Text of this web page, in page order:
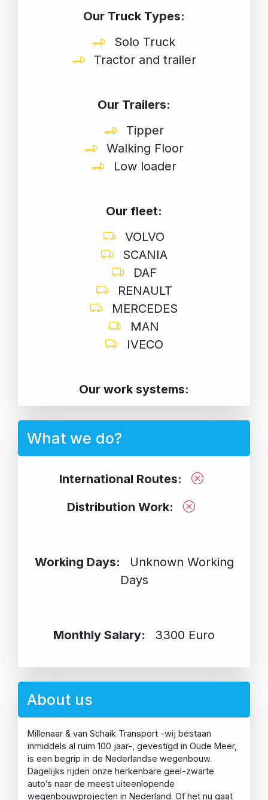
Our Truck Types:
Solo Truck
Tractor and trailer
Our Trailers:
Tipper
Walking Floor
Low loader
Our fleet:
VOLVO
SCANIA
DAF
RENAULT
MERCEDES
MAN
IVECO
Our work systems:
What we do?
International Routes:
Distribution Work:
Working Days:
Unknown Working
Days
Monthly Salary: 3300 Euro
About us
Millenaar & van Schaik Transport -wij bestaan
inmiddels al ruim 100 jaar-, gevestigd in Oude Meer,
is een begrip in de Nederlandse wegenbouw.
Dagelijks rijden onze herkenbare geel-zwarte
auto’s naar de meest uiteenlopende
wegenbouwprojecten in Nederland. Of het nu gaat